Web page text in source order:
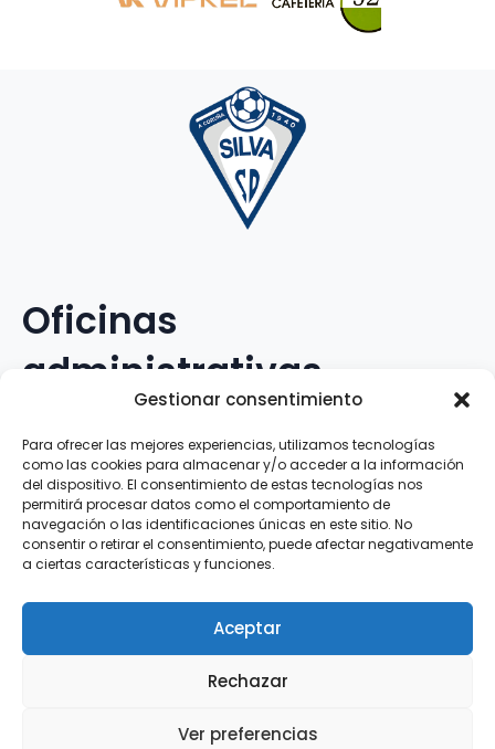
Gestionar consentimiento
Para ofrecer las mejores experiencias, utilizamos tecnologías
como las cookies para almacenar y/o acceder a la información
del dispositivo. El consentimiento de estas tecnologías nos
permitirá procesar datos como el comportamiento de
navegación o las identificaciones únicas en este sitio. No
consentir o retirar el consentimiento, puede afectar negativamente
a ciertas características y funciones.
Aceptar
Rechazar
Ver preferencias
Oficinas
administrativas
Avenida Galileo Galilei, 12
15.008 · A Coruña · España
Teléfono:881.069.303
WhatsApp:616.897.466
Cookies